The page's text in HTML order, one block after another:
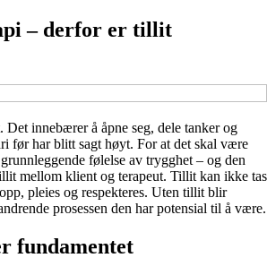
– derfor er tillit
innebærer å åpne seg, dele tanker og
før har blitt sagt høyt. For at det skal være
følelse av trygghet – og den
mellom klient og terapeut. Tillit kan ikke tas
pleies og respekteres. Uten tillit blir
prosessen den har potensial til å være.
fundamentet